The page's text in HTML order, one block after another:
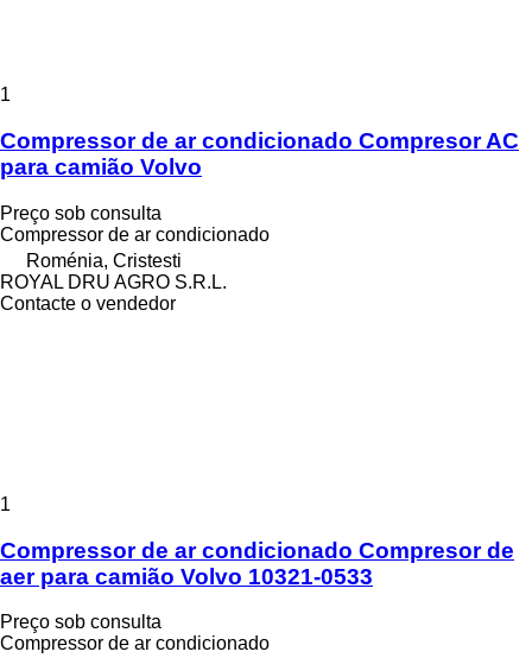
1
Compressor de ar condicionado Compresor AC
para camião Volvo
Preço sob consulta
Compressor de ar condicionado
Roménia, Cristesti
ROYAL DRU AGRO S.R.L.
Contacte o vendedor
1
Compressor de ar condicionado Compresor de
aer para camião Volvo 10321-0533
Preço sob consulta
Compressor de ar condicionado